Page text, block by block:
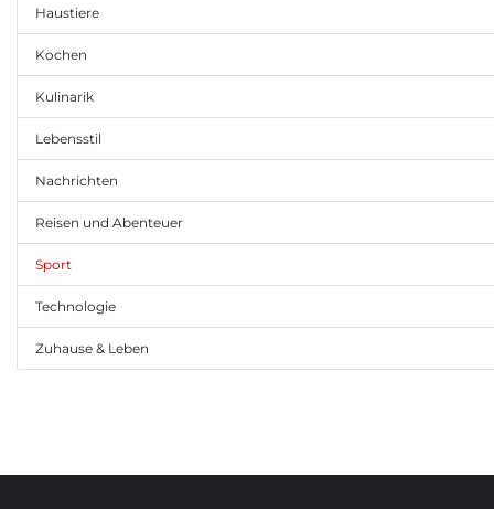
Haustiere
Kochen
Kulinarik
Lebensstil
Nachrichten
Reisen und Abenteuer
Sport
Technologie
Zuhause & Leben